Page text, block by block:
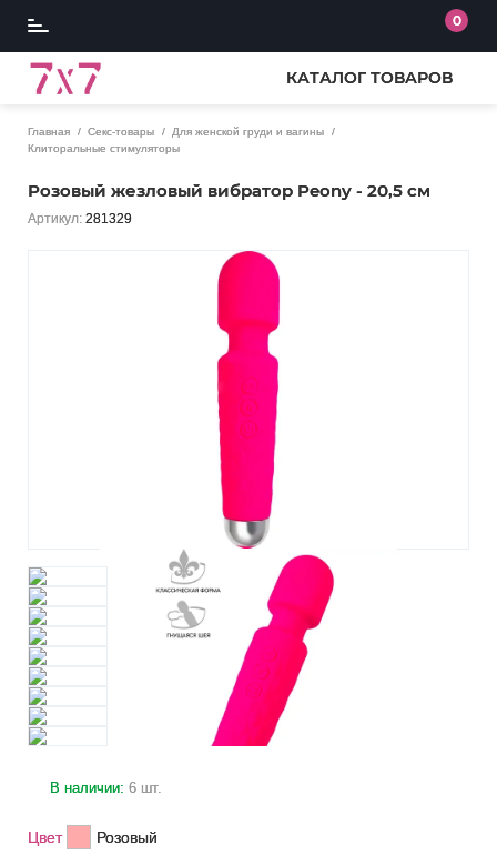
0
КАТАЛОГ ТОВАРОВ
Главная Секс-товары
Для женской груди и вагины
Клиторальные стимуляторы
Розовый жезловый вибратор Peony - 20,5 см
Артикул: 281329
В наличии: 6 шт.
Цвет Розовый